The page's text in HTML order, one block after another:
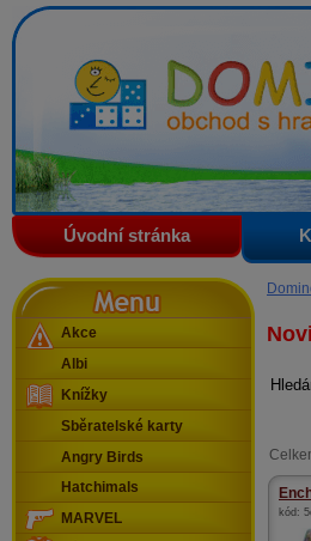
Domino - obchod s
Úvodní stránka
kód:
Menu
Akce
Albi
Knížky
Sběratelské karty
Angry Birds
Hatchimals
MARVEL